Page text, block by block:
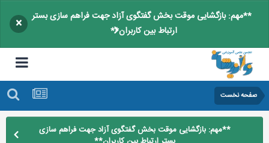
**مهم: بازگشایی موقت بخش گفتگوی آزاد جهت فراهم سازی بستر
ارتباط بین کاربران**
×
صفحه نخست
**مهم: بازگشایی موقت بخش گفتگوی آزاد جهت فراهم سازی